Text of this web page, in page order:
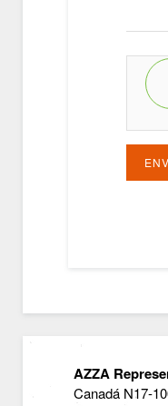
AZZA
Canadá N17-